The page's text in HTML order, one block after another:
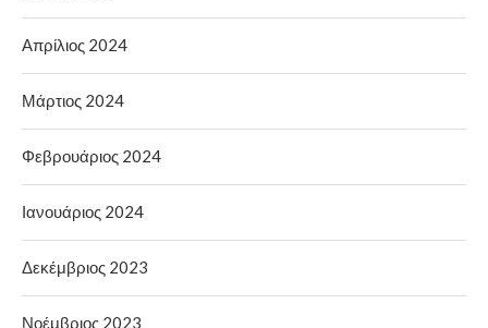
Απρίλιος 2024
Μάρτιος 2024
Φεβρουάριος 2024
Ιανουάριος 2024
Δεκέμβριος 2023
Νοέμβριος 2023